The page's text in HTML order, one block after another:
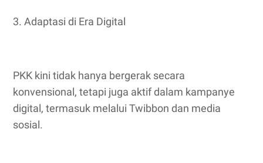
3. Adaptasi di Era Digital
PKK kini tidak hanya bergerak secara
konvensional, tetapi juga aktif dalam kampanye
digital, termasuk melalui Twibbon dan media
sosial.